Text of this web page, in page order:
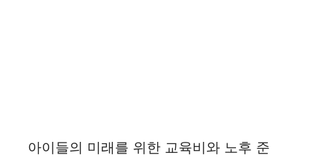
아이들의 미래를 위한 교육비와 노후 준